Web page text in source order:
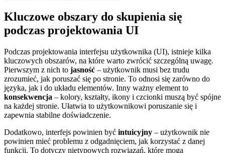
Kluczowe obszary do ‌skupienia się
podczas projektowania UI
Podczas projektowania interfejsu‍ użytkownika (UI), istnieje kilka
kluczowych obszarów, na które ‌warto zwrócić szczególną⁢ uwagę.
Pierwszym z nich to jasność – ‌użytkownik musi bez trudu
zrozumieć, jak poruszać się po stronie. To odnosi ⁣się zarówno do
języka, jak i do układu elementów.‌ Inny ważny element to
konsekwencja – kolory, kształty, ikony i ⁢czcionki muszą być spójne
na każdej stronie. Ułatwia to‍ użytkownikowi⁢ poruszanie się i
zapewnia stabilne doświadczenie.​
Dodatkowo, interfejs‍ powinien być intuicyjny – użytkownik nie
powinien mieć problemu z odgadnięciem, jak korzystać⁣ z danej
funkcji. To dotyczy nietypowych rozwiązań,⁢ które mogą